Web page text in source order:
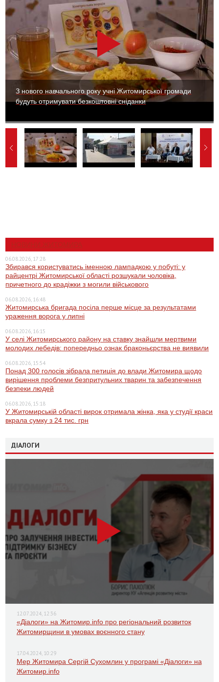
З нового навчального року учні Житомирської громади
будуть отримувати безкоштовні сніданки
НОВИНИ ЖИТОМИРА
06.08.2026, 17:28
Збирався користуватись іменною лампадкою у побуті: у
райцентрі Житомирської області розшукали чоловіка,
причетного до крадіжки з могили військового
06.08.2026, 16:48
Житомирська бригада посіла перше місце за результатами
ураження ворога у липні
06.08.2026, 16:15
У селі Житомирського району на ставку знайшли мертвими
молодих лебедів: попередньо ознак браконьєрства не виявили
06.08.2026, 15:54
Понад 300 голосів зібрала петиція до влади Житомира щодо
вирішення проблеми безпритульних тварин та забезпечення
безпеки людей
06.08.2026, 15:18
У Житомирській області вирок отримала жінка, яка у студії краси
вкрала сумку з 24 тис. грн
ДІАЛОГИ
12.07.2024, 12:36
«Діалоги» на Житомир.info про регіональний розвиток
Житомирщини в умовах воєнного стану
17.04.2024, 10:29
Мер Житомира Сергій Сухомлин у програмі «Діалоги» на
Житомир.info